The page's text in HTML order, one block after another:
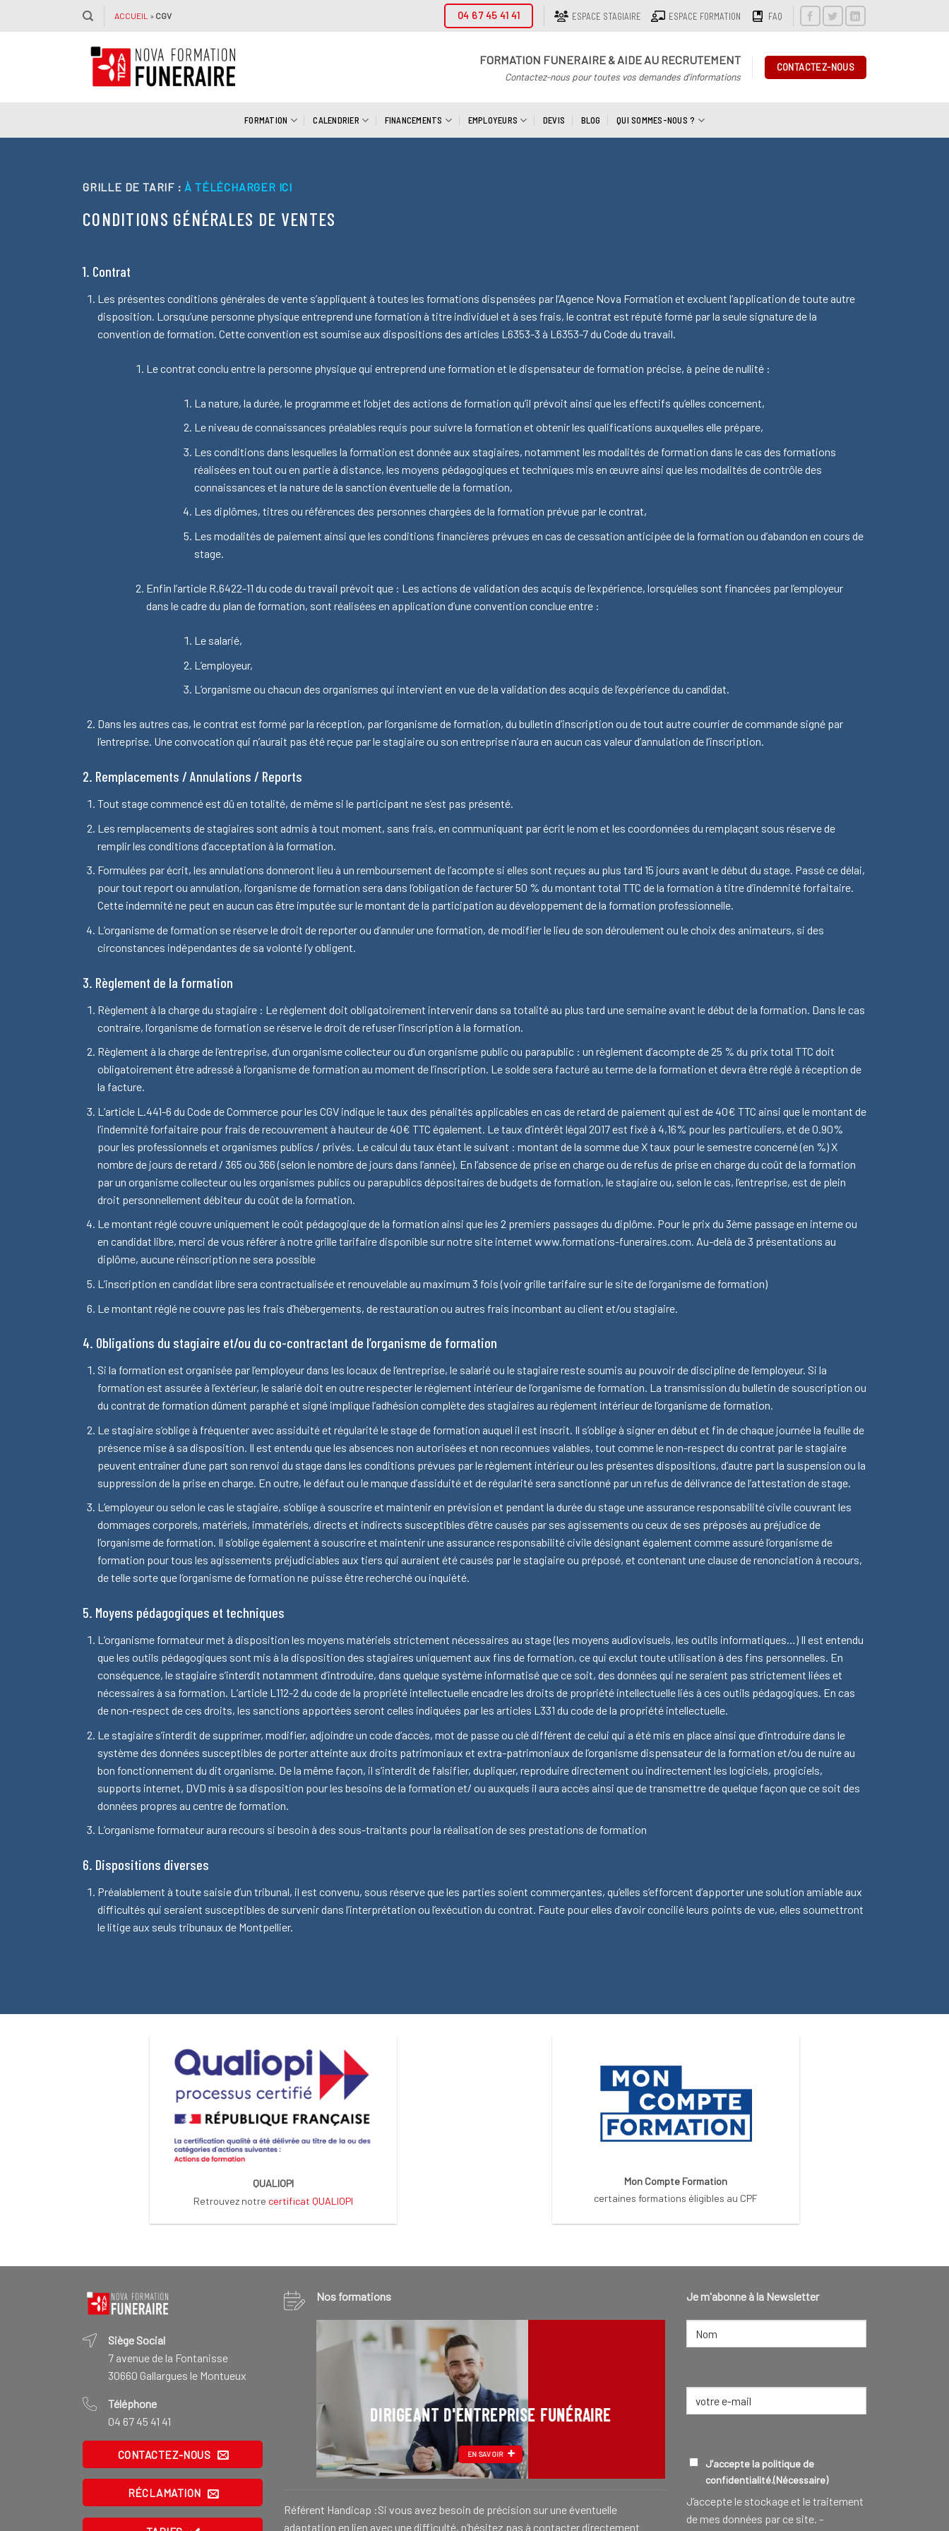
ACCUEIL » CGV 04 67 45 41 41 ESPACE STAGIAIRE ESPACE FORMATION FAQ
FORMATION FUNERAIRE & AIDE AU RECRUTEMENT
Contactez-nous pour toutes vos demandes d'informations
CONTACTEZ-NOUS
FORMATION CALENDRIER FINANCEMENTS EMPLOYEURS DEVIS BLOG QUI SOMMES-NOUS ?
GRILLE DE TARIF : À TÉLÉCHARGER ICI
CONDITIONS GÉNÉRALES DE VENTES
1. Contrat
Les présentes conditions générales de vente s’appliquent à toutes les formations dispensées par l’Agence Nova Formation et excluent l’application de toute autre
disposition. Lorsqu’une personne physique entreprend une formation à titre individuel et à ses frais, le contrat est réputé formé par la seule signature de la
convention de formation. Cette convention est soumise aux dispositions des articles L6353-3 à L6353-7 du Code du travail.
Le contrat conclu entre la personne physique qui entreprend une formation et le dispensateur de formation précise, à peine de nullité :
La nature, la durée, le programme et l’objet des actions de formation qu’il prévoit ainsi que les effectifs qu’elles concernent,
Le niveau de connaissances préalables requis pour suivre la formation et obtenir les qualifications auxquelles elle prépare,
Les conditions dans lesquelles la formation est donnée aux stagiaires, notamment les modalités de formation dans le cas des formations
réalisées en tout ou en partie à distance, les moyens pédagogiques et techniques mis en œuvre ainsi que les modalités de contrôle des
connaissances et la nature de la sanction éventuelle de la formation,
Les diplômes, titres ou références des personnes chargées de la formation prévue par le contrat,
Les modalités de paiement ainsi que les conditions financières prévues en cas de cessation anticipée de la formation ou d’abandon en cours de
stage.
Enfin l’article R.6422-11 du code du travail prévoit que : Les actions de validation des acquis de l’expérience, lorsqu’elles sont financées par l’employeur
dans le cadre du plan de formation, sont réalisées en application d’une convention conclue entre :
Le salarié,
L’employeur,
L’organisme ou chacun des organismes qui intervient en vue de la validation des acquis de l’expérience du candidat.
Dans les autres cas, le contrat est formé par la réception, par l’organisme de formation, du bulletin d’inscription ou de tout autre courrier de commande signé par
l’entreprise. Une convocation qui n’aurait pas été reçue par le stagiaire ou son entreprise n’aura en aucun cas valeur d’annulation de l’inscription.
2. Remplacements / Annulations / Reports
Tout stage commencé est dû en totalité, de même si le participant ne s’est pas présenté.
Les remplacements de stagiaires sont admis à tout moment, sans frais, en communiquant par écrit le nom et les coordonnées du remplaçant sous réserve de
remplir les conditions d’acceptation à la formation.
Formulées par écrit, les annulations donneront lieu à un remboursement de l’acompte si elles sont reçues au plus tard 15 jours avant le début du stage. Passé ce délai,
pour tout report ou annulation, l’organisme de formation sera dans l’obligation de facturer 50 % du montant total TTC de la formation à titre d’indemnité forfaitaire.
Cette indemnité ne peut en aucun cas être imputée sur le montant de la participation au développement de la formation professionnelle.
L’organisme de formation se réserve le droit de reporter ou d’annuler une formation, de modifier le lieu de son déroulement ou le choix des animateurs, si des
circonstances indépendantes de sa volonté l’y obligent.
3. Règlement de la formation
Règlement à la charge du stagiaire : Le règlement doit obligatoirement intervenir dans sa totalité au plus tard une semaine avant le début de la formation. Dans le cas
contraire, l’organisme de formation se réserve le droit de refuser l’inscription à la formation.
Règlement à la charge de l’entreprise, d’un organisme collecteur ou d’un organisme public ou parapublic : un règlement d’acompte de 25 % du prix total TTC doit
obligatoirement être adressé à l’organisme de formation au moment de l’inscription. Le solde sera facturé au terme de la formation et devra être réglé à réception de
la facture.
L’article L.441-6 du Code de Commerce pour les CGV indique le taux des pénalités applicables en cas de retard de paiement qui est de 40€ TTC ainsi que le montant de
l’indemnité forfaitaire pour frais de recouvrement à hauteur de 40€ TTC également. Le taux d’intérêt légal 2017 est fixé à 4,16% pour les particuliers, et de 0.90%
pour les professionnels et organismes publics / privés. Le calcul du taux étant le suivant : montant de la somme due X taux pour le semestre concerné (en %) X
nombre de jours de retard / 365 ou 366 (selon le nombre de jours dans l’année). En l’absence de prise en charge ou de refus de prise en charge du coût de la formation
par un organisme collecteur ou les organismes publics ou parapublics dépositaires de budgets de formation, le stagiaire ou, selon le cas, l’entreprise, est de plein
droit personnellement débiteur du coût de la formation.
Le montant réglé couvre uniquement le coût pédagogique de la formation ainsi que les 2 premiers passages du diplôme. Pour le prix du 3ème passage en interne ou
en candidat libre, merci de vous référer à notre grille tarifaire disponible sur notre site internet www.formations-funeraires.com. Au-delà de 3 présentations au
diplôme, aucune réinscription ne sera possible
L’inscription en candidat libre sera contractualisée et renouvelable au maximum 3 fois (voir grille tarifaire sur le site de l’organisme de formation)
Le montant réglé ne couvre pas les frais d’hébergements, de restauration ou autres frais incombant au client et/ou stagiaire.
4. Obligations du stagiaire et/ou du co-contractant de l’organisme de formation
Si la formation est organisée par l’employeur dans les locaux de l’entreprise, le salarié ou le stagiaire reste soumis au pouvoir de discipline de l’employeur. Si la
formation est assurée à l’extérieur, le salarié doit en outre respecter le règlement intérieur de l’organisme de formation. La transmission du bulletin de souscription ou
du contrat de formation dûment paraphé et signé implique l’adhésion complète des stagiaires au règlement intérieur de l’organisme de formation.
Le stagiaire s’oblige à fréquenter avec assiduité et régularité le stage de formation auquel il est inscrit. Il s’oblige à signer en début et fin de chaque journée la feuille de
présence mise à sa disposition. Il est entendu que les absences non autorisées et non reconnues valables, tout comme le non-respect du contrat par le stagiaire
peuvent entraîner d’une part son renvoi du stage dans les conditions prévues par le règlement intérieur ou les présentes dispositions, d’autre part la suspension ou la
suppression de la prise en charge. En outre, le défaut ou le manque d’assiduité et de régularité sera sanctionné par un refus de délivrance de l’attestation de stage.
L’employeur ou selon le cas le stagiaire, s’oblige à souscrire et maintenir en prévision et pendant la durée du stage une assurance responsabilité civile couvrant les
dommages corporels, matériels, immatériels, directs et indirects susceptibles d’être causés par ses agissements ou ceux de ses préposés au préjudice de
l’organisme de formation. Il s’oblige également à souscrire et maintenir une assurance responsabilité civile désignant également comme assuré l’organisme de
formation pour tous les agissements préjudiciables aux tiers qui auraient été causés par le stagiaire ou préposé, et contenant une clause de renonciation à recours,
de telle sorte que l’organisme de formation ne puisse être recherché ou inquiété.
5. Moyens pédagogiques et techniques
L’organisme formateur met à disposition les moyens matériels strictement nécessaires au stage (les moyens audiovisuels, les outils informatiques…) Il est entendu
que les outils pédagogiques sont mis à la disposition des stagiaires uniquement aux fins de formation, ce qui exclut toute utilisation à des fins personnelles. En
conséquence, le stagiaire s’interdit notamment d’introduire, dans quelque système informatisé que ce soit, des données qui ne seraient pas strictement liées et
nécessaires à sa formation. L’article L112-2 du code de la propriété intellectuelle encadre les droits de propriété intellectuelle liés à ces outils pédagogiques. En cas
de non-respect de ces droits, les sanctions apportées seront celles indiquées par les articles L331 du code de la propriété intellectuelle.
Le stagiaire s’interdit de supprimer, modifier, adjoindre un code d’accès, mot de passe ou clé différent de celui qui a été mis en place ainsi que d’introduire dans le
système des données susceptibles de porter atteinte aux droits patrimoniaux et extra-patrimoniaux de l’organisme dispensateur de la formation et/ou de nuire au
bon fonctionnement du dit organisme. De la même façon, il s’interdit de falsifier, dupliquer, reproduire directement ou indirectement les logiciels, progiciels,
supports internet, DVD mis à sa disposition pour les besoins de la formation et/ ou auxquels il aura accès ainsi que de transmettre de quelque façon que ce soit des
données propres au centre de formation.
L’organisme formateur aura recours si besoin à des sous-traitants pour la réalisation de ses prestations de formation
6. Dispositions diverses
Préalablement à toute saisie d’un tribunal, il est convenu, sous réserve que les parties soient commerçantes, qu’elles s’efforcent d’apporter une solution amiable aux
difficultés qui seraient susceptibles de survenir dans l’interprétation ou l’exécution du contrat. Faute pour elles d’avoir concilié leurs points de vue, elles soumettront
le litige aux seuls tribunaux de Montpellier.
QUALIOPI
Retrouvez notre certificat QUALIOPI
Mon Compte Formation
certaines formations éligibles au CPF
Siège Social
7 avenue de la Fontanisse
30660 Gallargues le Montueux
Téléphone
04 67 45 41 41
CONTACTEZ-NOUS
RÉCLAMATION
Nos formations
DIRIGEANT D'ENTREPRISE FUNÉRAIRE
EN SAVOIR
CONSEILLER FUNÉRAIRE
Référent Handicap :Si vous avez besoin de précision sur une éventuelle
adaptation en lien avec une difficulté, n’hésitez pas à contacter directement
Je m'abonne à la Newsletter
NOM
RGPD(NÉCESSAIRE)
J’accepte la politique de
confidentialité.(Nécessaire)
J‘accepte le stockage et le traitement
de mes données par ce site. -